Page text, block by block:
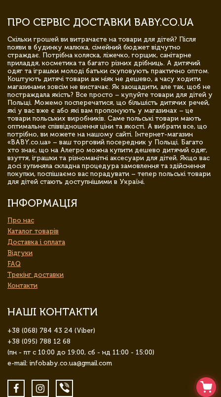
ПРО СЕРВІС ДОСТАВКИ BABY.CO.UA
Скільки грошей ви витрачаєте на товари для дітей? Після
появи в будинку малюка, сімейний бюджет відчутно
страждає. Потрібна коляска, ліжечко, горщик, санітарне
приладдя, косметика та багато різних дрібниць. А дитячий
одяг та іграшки молоді батьки скуповують практично оптом.
Коштують дитячі товари аж ніяк не дешево, а часу ходити
магазинами зовсім не вистачає. Як заощадити, але так, щоб не
постраждала якість? Все просто – купуйте товари для дітей у
Польщі. Можемо посперечатися, що більшість дитячих речей,
які у вас вже є або які вам пропонують у магазинах – це
товари польських виробників. Саме польські товари мають
оптимальне співвідношення ціни та якості. А вибрати все, що
потрібно, ви можете на нашому сайті. Інтернет-магазин
«BABY.co.ua» – ваш торговий посередник у Польщі. Багато
хто знає, що на Алегро можна купити дешево дитячий одяг,
взуття, іграшки та різноманітні аксесуари для дітей. Якщо вас
досі зупиняла складна процедура замовлення та здійснення
покупки, поспішаємо вас порадувати – тепер польські товари
для дітей стають доступнішими в Україні.
ІНФОРМАЦІЯ
Про нас
Каталог товарів
Доставка і оплата
Відгуки
FAQ
Трекінг доставки
Контакти
НАШІ КОНТАКТИ
+38 (068) 784 43 24 (Viber)
+38 (095) 788 12 68
(пн - пт с 10:00 до 19:00, сб - нд 11:00 - 15:00)
e-mail: infobaby.co.ua@gmail.com